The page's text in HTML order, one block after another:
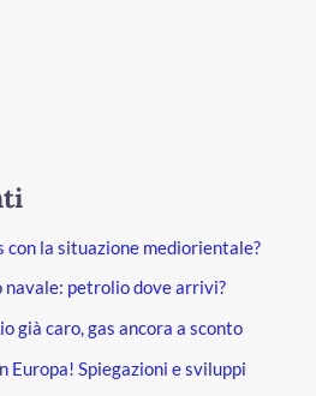
con la situazione mediorientale?
navale: petrolio dove arrivi?
già caro, gas ancora a sconto
Europa! Spiegazioni e sviluppi